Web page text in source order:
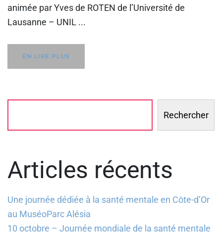
animée par Yves de ROTEN de l’Université de
Lausanne – UNIL ...
EN LIRE PLUS
Rechercher
Articles récents
Une journée dédiée à la santé mentale en Côte-d’Or
au MuséoParc Alésia
10 octobre – Journée mondiale de la santé mentale